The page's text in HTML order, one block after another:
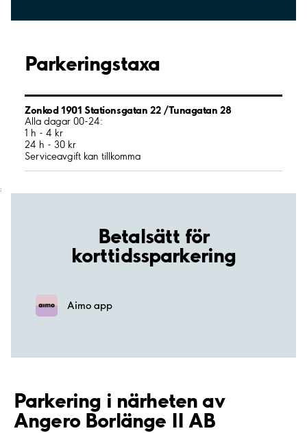
Parkeringstaxa
Zonkod 1901 Stationsgatan 22 /Tunagatan 28
Alla dagar 00-24:
1 h - 4 kr
24 h - 30 kr
Serviceavgift kan tillkomma
;
Betalsätt för
korttidssparkering
Aimo app
Parkering i närheten av
Angero Borlänge II AB